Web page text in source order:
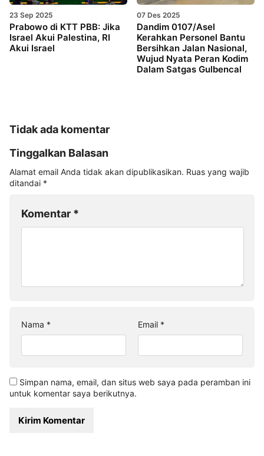
23 Sep 2025
Prabowo di KTT PBB: Jika
Israel Akui Palestina, RI
Akui Israel
07 Des 2025
Dandim 0107/Asel
Kerahkan Personel Bantu
Bersihkan Jalan Nasional,
Wujud Nyata Peran Kodim
Dalam Satgas Gulbencal
Tidak ada komentar
Tinggalkan Balasan
Alamat email Anda tidak akan dipublikasikan. Ruas yang wajib
ditandai *
Komentar *
Nama * Email *
Simpan nama, email, dan situs web saya pada peramban ini
untuk komentar saya berikutnya.